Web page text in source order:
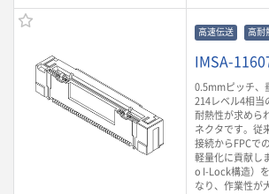
高速伝送 高耐
IMSA-
0.5mmピッチ、
214レベル4相
耐熱性が求めら
ネクタです。従
接続からFPCで
軽量化に貢献し
o I-Lock構造）
なり、作業性が